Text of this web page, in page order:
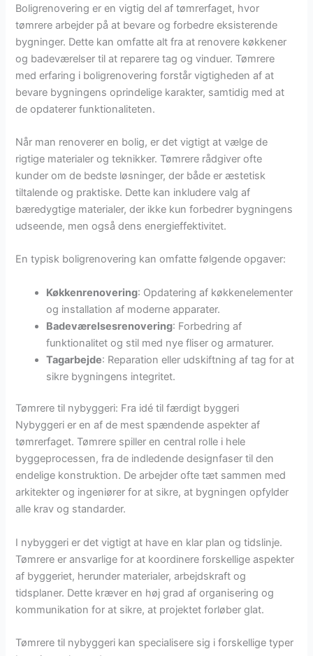
Boligrenovering er en vigtig del af tømrerfaget, hvor
tømrere arbejder på at bevare og forbedre eksisterende
bygninger. Dette kan omfatte alt fra at renovere køkkener
og badeværelser til at reparere tag og vinduer. Tømrere
med erfaring i boligrenovering forstår vigtigheden af at
bevare bygningens oprindelige karakter, samtidig med at
de opdaterer funktionaliteten.
Når man renoverer en bolig, er det vigtigt at vælge de
rigtige materialer og teknikker. Tømrere rådgiver ofte
kunder om de bedste løsninger, der både er æstetisk
tiltalende og praktiske. Dette kan inkludere valg af
bæredygtige materialer, der ikke kun forbedrer bygningens
udseende, men også dens energieffektivitet.
En typisk boligrenovering kan omfatte følgende opgaver:
Køkkenrenovering: Opdatering af køkkenelementer
og installation af moderne apparater.
Badeværelsesrenovering: Forbedring af
funktionalitet og stil med nye fliser og armaturer.
Tagarbejde: Reparation eller udskiftning af tag for at
sikre bygningens integritet.
Tømrere til nybyggeri: Fra idé til færdigt byggeri
Nybyggeri er en af de mest spændende aspekter af
tømrerfaget. Tømrere spiller en central rolle i hele
byggeprocessen, fra de indledende designfaser til den
endelige konstruktion. De arbejder ofte tæt sammen med
arkitekter og ingeniører for at sikre, at bygningen opfylder
alle krav og standarder.
I nybyggeri er det vigtigt at have en klar plan og tidslinje.
Tømrere er ansvarlige for at koordinere forskellige aspekter
af byggeriet, herunder materialer, arbejdskraft og
tidsplaner. Dette kræver en høj grad af organisering og
kommunikation for at sikre, at projektet forløber glat.
Tømrere til nybyggeri kan specialisere sig i forskellige typer